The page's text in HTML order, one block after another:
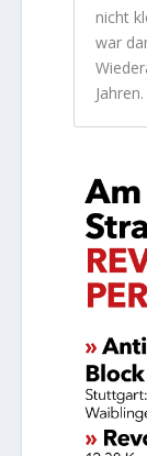
nicht
war
Jahren.